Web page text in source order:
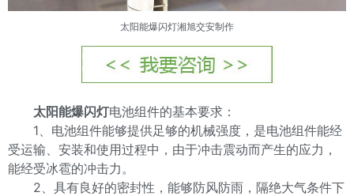
太阳能爆闪灯湘旭交安制作
太阳能爆闪灯电池组件的基本要求：
1、电池组件能够提供足够的机械强度，是电池组件能经
受运输、安装和使用过程中，由于冲击震动而产生的应力，
能经受冰雹的冲击力。
2、具有良好的密封性，能够防风防雨，隔绝大气条件下